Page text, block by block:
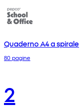
Quaderno A4 a spirale
80 pagine
2